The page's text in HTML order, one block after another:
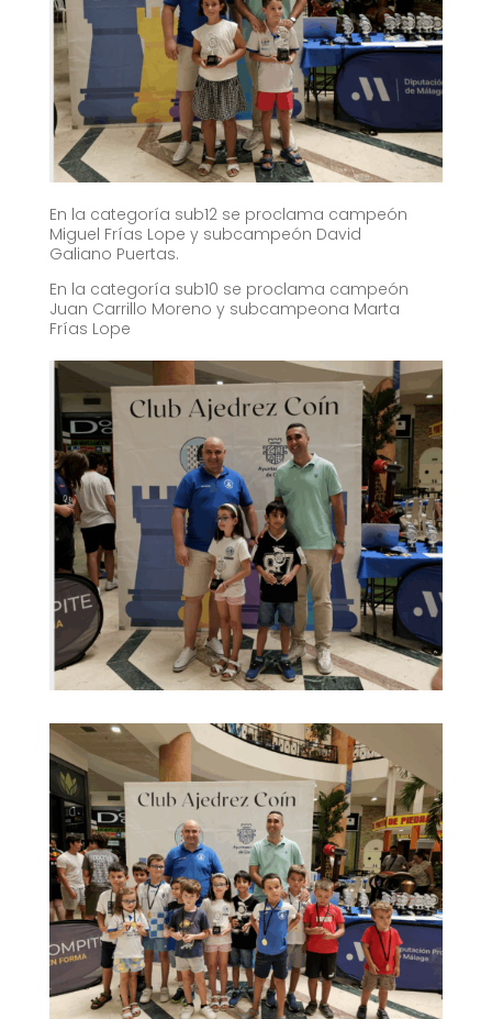
En la categoría sub12 se proclama campeón
Miguel Frías Lope y subcampeón David
Galiano Puertas.
En la categoría sub10 se proclama campeón
Juan Carrillo Moreno y subcampeona Marta
Frías Lope